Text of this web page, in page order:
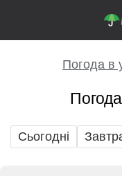
Погода в
Сьогодні